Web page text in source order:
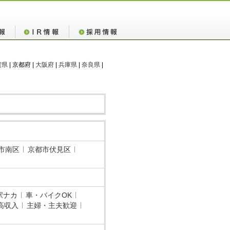
県 | 京都府 | 大阪府 兵庫県 奈良県
南区
京都市伏見区
ナカ
車・バイクOK
収入
主婦・主夫歓迎